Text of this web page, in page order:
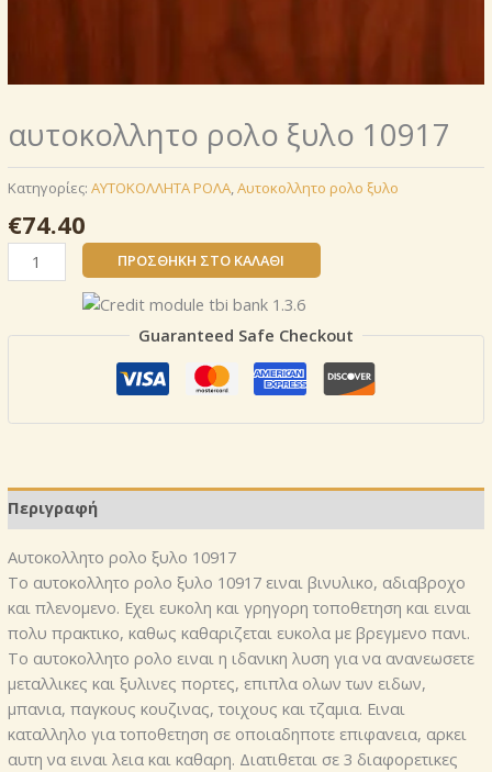
αυτοκoλλητο ρολo ξυλο 10917
Κατηγορίες: AΥΤΟΚΟΛΛΗΤΑ ΡΟΛΑ,Αυτοκoλλητο ρολo ξυλο
€74.40
αυτοκoλλητο
ρολo
ΠΡΟΣΘΉΚΗ ΣΤΟ ΚΑΛΆΘΙ
Guaranteed Safe Checkout
Περιγραφή
Αυτοκoλλητο ρολo ξυλο 10917
Το αυτοκoλλητο ρολo ξυλο 10917 ειναι βινυλικο, αδιαβροχο
και πλενομενο. Εχει ευκολη και γρηγορη τοποθετηση και ειναι
πολυ πρακτικο, καθως καθαριζεται ευκολα με βρεγμενο πανι.
Το αυτοκολλητο ρολο ειναι η ιδανικη λυση για να ανανεωσετε
μεταλλικες και ξυλινες πορτες, επιπλα ολων των ειδων,
μπανια, παγκους κουζινας, τοιχους και τζαμια. Ειναι
καταλληλο για τοποθετηση σε οποιαδηποτε επιφανεια, αρκει
αυτη να ειναι λεια και καθαρη. Διατιθεται σε 3 διαφορετικες